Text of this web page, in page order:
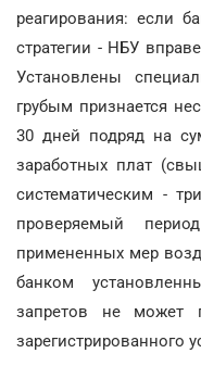
реагирования: если
стратегии - НБУ
Установлены
грубым признается
30 дней подряд на
заработных плат
систематическим -
проверяемый
примененных мер
банком
запретов не может
зарегистрированного